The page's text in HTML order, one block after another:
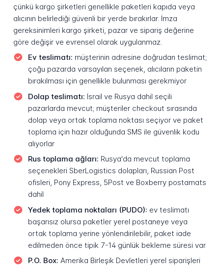
çünkü kargo şirketleri genellikle paketleri kapıda veya
alıcının belirlediği güvenli bir yerde bırakırlar. İmza
gereksinimleri kargo şirketi, pazar ve sipariş değerine
göre değişir ve evrensel olarak uygulanmaz.
Ev teslimatı: müşterinin adresine doğrudan teslimat;
çoğu pazarda varsayılan seçenek, alıcıların paketin
bırakılması için genellikle bulunması gerekmiyor
Dolap teslimatı: İsrail ve Rusya dahil seçili
pazarlarda mevcut; müşteriler checkout sırasında
dolap veya ortak toplama noktası seçiyor ve paket
toplama için hazır olduğunda SMS ile güvenlik kodu
alıyorlar
Rus toplama ağları: Rusya'da mevcut toplama
seçenekleri SberLogistics dolapları, Russian Post
ofisleri, Pony Express, 5Post ve Boxberry postamats
dahil
Yedek toplama noktaları (PUDO): ev teslimatı
başarısız olursa paketler yerel postaneye veya
ortak toplama yerine yönlendirilebilir, paket iade
edilmeden önce tipik 7-14 günlük bekleme süresi var
P.O. Box: Amerika Birleşik Devletleri yerel siparişleri